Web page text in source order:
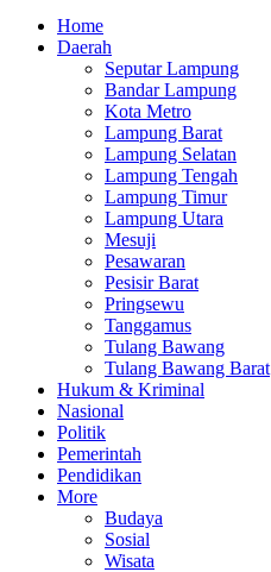
Home
Daerah
Seputar Lampung
Bandar Lampung
Kota Metro
Lampung Barat
Lampung Selatan
Lampung Tengah
Lampung Timur
Lampung Utara
Mesuji
Pesawaran
Pesisir Barat
Pringsewu
Tanggamus
Tulang Bawang
Tulang Bawang Barat
Hukum & Kriminal
Nasional
Politik
Pemerintah
Pendidikan
More
Budaya
Sosial
Wisata